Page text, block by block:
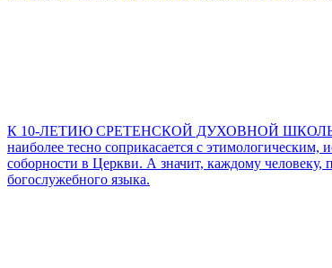
К 10-ЛЕТИЮ СРЕТЕНСКОЙ ДУХОВНОЙ
наиболее тесно соприкасается с
соборности в Церкви. А значит, каждому
богослужебного языка.